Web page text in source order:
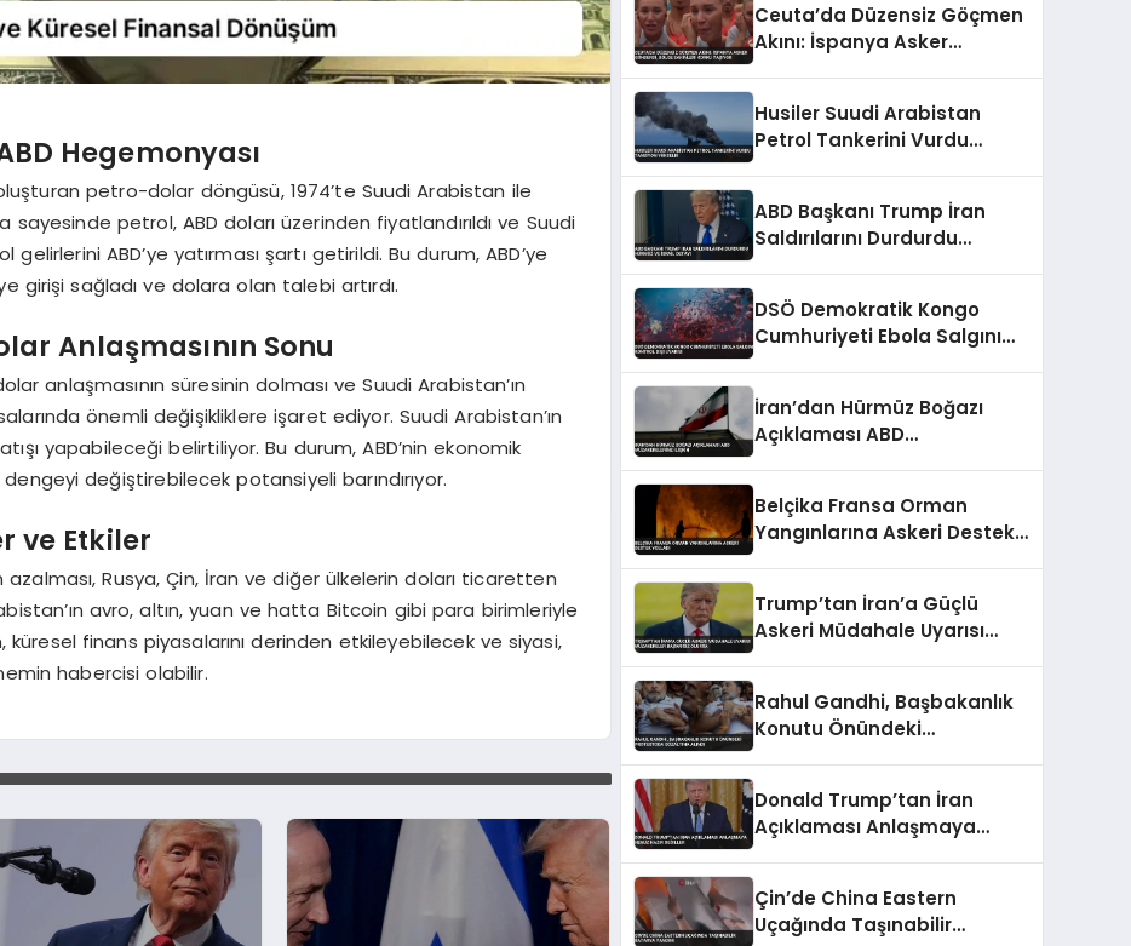
Hegemonyası
petro-dolar döngüsü, 1974’te Suudi Arabistan ile
petrol, ABD doları üzerinden fiyatlandırıldı ve Suudi
gelirlerini ABD’ye yatırması şartı getirildi. Bu durum, ABD’ye
girişi sağladı ve dolara olan talebi artırdı.
Anlaşmasının Sonu
anlaşmasının süresinin dolması ve Suudi Arabistan’ın
önemli değişikliklere işaret ediyor. Suudi Arabistan’ın
yapabileceği belirtiliyor. Bu durum, ABD’nin ekonomik
değiştirebilecek potansiyeli barındırıyor.
ve Etkiler
azalması, Rusya, Çin, İran ve diğer ülkelerin doları ticaretten
avro, altın, yuan ve hatta Bitcoin gibi para birimleriyle
finans piyasalarını derinden etkileyebilecek ve siyasi,
habercisi olabilir.
Ceuta’da Düzensiz Göçmen
Akını: İspanya Asker
Husiler Suudi Arabistan
Petrol Tankerini Vurdu
ABD Başkanı Trump İran
Saldırılarını Durdurdu
DSÖ Demokratik Kongo
Cumhuriyeti Ebola Salgını
İran’dan Hürmüz Boğazı
Açıklaması ABD
Belçika Fransa Orman
Yangınlarına Askeri Destek
Trump’tan İran’a Güçlü
Askeri Müdahale Uyarısı
Rahul Gandhi, Başbakanlık
Konutu Önündeki
Donald Trump’tan İran
Açıklaması Anlaşmaya
Çin’de China Eastern
Uçağında Taşınabilir